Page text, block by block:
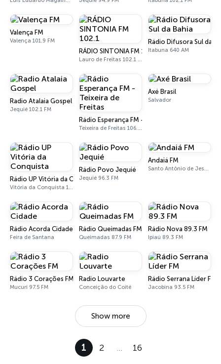
Valença FM
Valença 101.9 FM
RÁDIO SINTONIA FM 102.1
Lauro de Freitas 102.1 FM
Rádio Difusora Sul da
Itabuna 640 AM
Radio Atalaia Gospel
Jequié 102.1 FM
Rádio Esperança FM - Teixeira de Freitas
Teixeira de Freitas 106.3 FM
Axé Brasil
Salvador
Rádio UP Vitória da Conquista
Vitória da Conquista 100.1 FM
Rádio Povo Jequié
Jequié 96.3 FM
Andaiá FM
Santo Antônio de Jesus 97.1 FM
Rádio Acorda Cidade
Feira de Santana
Rádio Queimadas FM
Queimadas 87.9 FM
Rádio Nova 89.3 FM
Ipiaú 89.3 FM
Rádio 3 Corações FM
Mucuri 97.5 FM
Radio Louvarte
Conceição do Coité
Rádio Serrana Líder FM
Jacobina 93.5 FM
Show more
1 2 … 16